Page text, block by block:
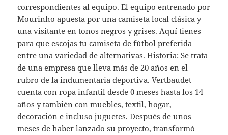
correspondientes al equipo. El equipo entrenado por
Mourinho apuesta por una camiseta local clásica y
una visitante en tonos negros y grises. Aquí tienes
para que escojas tu camiseta de fútbol preferida
entre una variedad de alternativas. Historia: Se trata
de una empresa que lleva más de 20 años en el
rubro de la indumentaria deportiva. Vertbaudet
cuenta con ropa infantil desde 0 meses hasta los 14
años y también con muebles, textil, hogar,
decoración e incluso juguetes. Después de unos
meses de haber lanzado su proyecto, transformó